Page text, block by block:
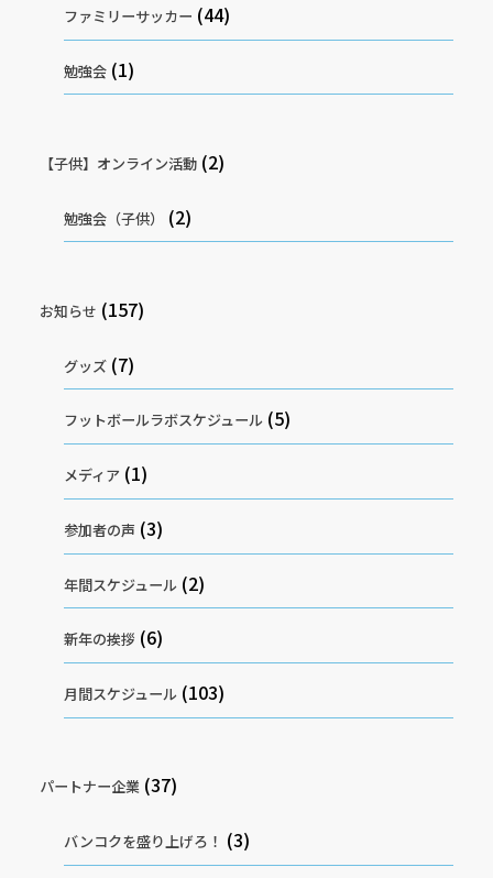
ファミリーサッカー (44)
勉強会 (1)
【子供】オンライン活動(2)
勉強会（子供） (2)
お知らせ (157)
グッズ (7)
フットボールラボスケジュール (5)
メディア (1)
参加者の声 (3)
年間スケジュール (2)
新年の挨拶 (6)
月間スケジュール (103)
パートナー企業 (37)
バンコクを盛り上げろ！ (3)